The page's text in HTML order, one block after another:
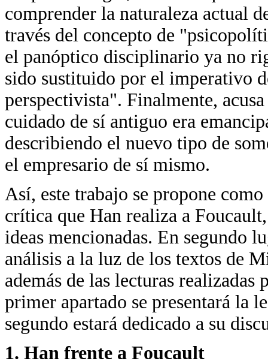
comprender la naturaleza actual
través del concepto de
el panóptico disciplinario ya no
sido sustituido por el imperativo
perspectivista". Finalmente,
cuidado de sí antiguo era
describiendo el nuevo tipo de
el empresario de sí mismo.
Así, este trabajo se propone
crítica que Han realiza a
ideas mencionadas. En segundo
análisis a la luz de los textos de
además de las lecturas
primer apartado se presentará la
segundo estará dedicado a su
1. Han frente a Foucault